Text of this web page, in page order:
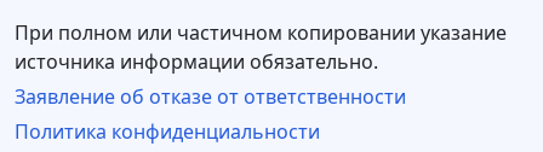
Политика конфиденциальности
При полном или частичном копировании указание
источника информации обязательно.
Заявление об отказе от ответственности